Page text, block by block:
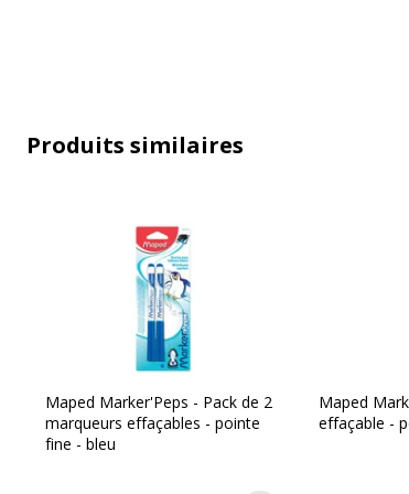
Type de produit
Produits similaires
Maped Marker'Peps - Pack de 2
marqueurs effaçables - pointe
fine - bleu
Maped
effaçable -